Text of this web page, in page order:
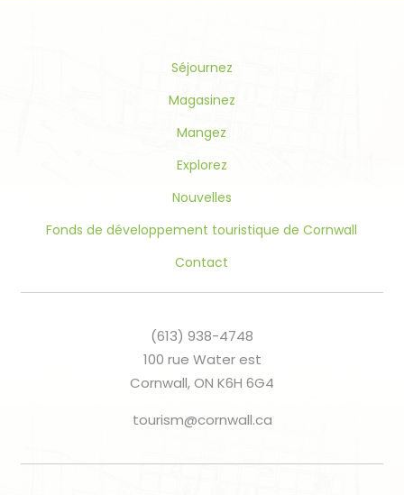
Séjournez
Magasinez
Mangez
Explorez
Nouvelles
Fonds de développement touristique de Cornwall
Contact
(613) 938-4748
100 rue Water est
Cornwall, ON K6H 6G4
tourism@cornwall.ca